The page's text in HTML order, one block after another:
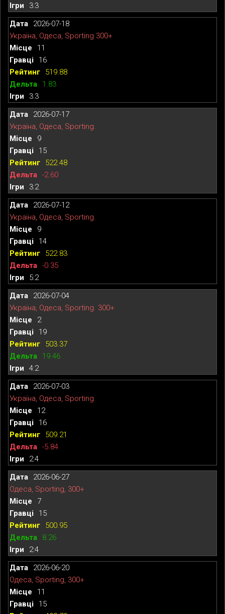
3:3
2026-07-18
Україна, Одеса, Sporting 300+
11
16
519.88
1.83
3:3
2026-07-17
Україна, Одеса, Sporting.
9
15
522.48
-2.60
3:2
2026-07-12
Україна, Одеса, Sporting.
9
14
522.83
-0.35
5:2
2026-07-04
Україна, Одеса, Sporting. 300+
2
19
503.37
19.46
4:2
2026-07-03
Україна, Одеса, Sporting.
12
16
509.21
-5.84
2:4
2026-06-27
Одеса, Sporting, 300+
7
15
500.95
8.26
2:4
2026-06-20
Одеса, Sporting, 300+
11
15